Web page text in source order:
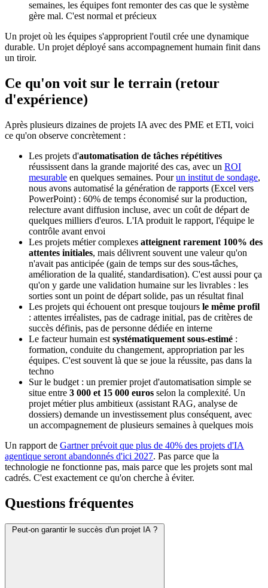
semaines, les équipes font remonter des cas que le système
gère mal. C'est normal et précieux
Un projet où les équipes s'approprient l'outil crée une dynamique
durable. Un projet déployé sans accompagnement humain finit dans
un tiroir.
Ce qu'on voit sur le terrain (retour
d'expérience)
Après plusieurs dizaines de projets IA avec des PME et ETI, voici
ce qu'on observe concrètement :
Les projets d'automatisation de tâches répétitives
réussissent dans la grande majorité des cas, avec un ROI
mesurable en quelques semaines. Pourun institut de sondage,
nous avons automatisé la génération de rapports (Excel vers
PowerPoint) : 60% de temps économisé sur la production,
relecture avant diffusion incluse, avec un coût de départ de
quelques milliers d'euros. L'IA produit le rapport, l'équipe le
contrôle avant envoi
Les projets métier complexes atteignent rarement 100% des
attentes initiales, mais délivrent souvent une valeur qu'on
n'avait pas anticipée (gain de temps sur des sous-tâches,
amélioration de la qualité, standardisation). C'est aussi pour ça
qu'on y garde une validation humaine sur les livrables : les
sorties sont un point de départ solide, pas un résultat final
Les projets qui échouent ont presque toujours le même profil
: attentes irréalistes, pas de cadrage initial, pas de critères de
succès définis, pas de personne dédiée en interne
Le facteur humain est systématiquement sous-estimé :
formation, conduite du changement, appropriation par les
équipes. C'est souvent là que se joue la réussite, pas dans la
techno
Sur le budget : un premier projet d'automatisation simple se
situe entre 3 000 et 15 000 euros selon la complexité. Un
projet métier plus ambitieux (assistant RAG, analyse de
dossiers) demande un investissement plus conséquent, avec
un accompagnement de plusieurs semaines à quelques mois
Un rapport de Gartner prévoit que plus de 40% des projets d'IA
agentique seront abandonnés d'ici 2027. Pas parce que la
technologie ne fonctionne pas, mais parce que les projets sont mal
cadrés. C'est exactement ce qu'on cherche à éviter.
Questions fréquentes
Peut-on garantir le succès d'un projet IA ?